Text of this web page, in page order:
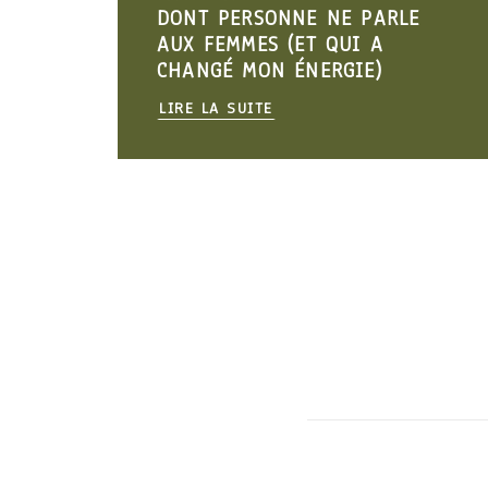
NE PARLE
(ET QUI A
MON ÉNERGIE)
MANGEZ
VÉRITÉS
QUE